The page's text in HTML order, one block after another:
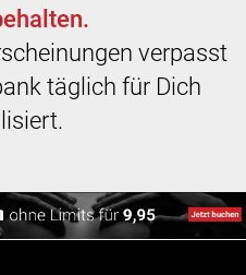
verpasst
täglich für Dich